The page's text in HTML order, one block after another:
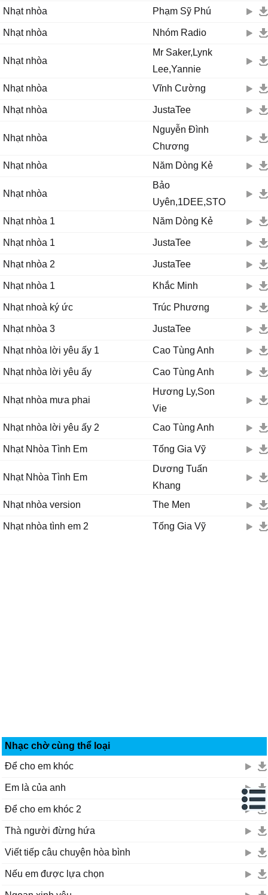
Hắt hiu trong chiều.....Thu
ĐK:
Ôi đường đèn bờ sông SEINE
Anh tại sao anh bật tiếng khóc
Tại mình còn yêu
Đôi mắt lạ thường!
E ấp ngại ngùng
Giờ khóc xa nhau
thiết tha hay nhạt phai !?!
Nhạt nhòa Phạm Sỹ Phú
Nhạt nhòa Nhóm Radio
Nhạt nhòa
Mr Saker,Lynk
Lee,Yannie
Nhạt nhòa
Vĩnh Cường
Nhạt nhòa JustaTee
Nhạt nhòa
Nguyễn Đình
Chương
Nhạt nhòa
Năm Dòng Kẻ
Nhạt nhòa
Bảo
Uyên,1DEE,STO
Nhạt nhòa 1
Năm Dòng Kẻ
Nhạt nhòa 1 JustaTee
Nhạt nhòa 2 JustaTee
Nhạt nhòa 1 Khắc Minh
Nhạt nhoà ký ức Trúc Phương
Nhạt nhòa 3 JustaTee
Nhạt nhòa lời yêu ấy 1 Cao Tùng Anh
Nhạt nhòa lời yêu ấy Cao Tùng Anh
Nhạt nhòa mưa phai
Hương Ly,Son
Vie
Nhạt nhòa lời yêu ấy 2
Cao Tùng Anh
Nhạt Nhòa Tình Em Tống Gia Vỹ
Nhạt Nhòa Tình Em
Dương Tuấn
Khang
Nhạt nhòa version
The Men
Nhạt nhòa tình em 2 Tống Gia Vỹ
Nhạc chờ cùng thể loại
Để cho em khóc
Em là của anh
Để cho em khóc 2
Thà người đừng hứa
Viết tiếp câu chuyện hòa bình
Nếu em được lựa chọn